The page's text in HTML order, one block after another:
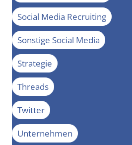
Social Media Recruiting
Sonstige Social Media
Strategie
Threads
Twitter
Unternehmen